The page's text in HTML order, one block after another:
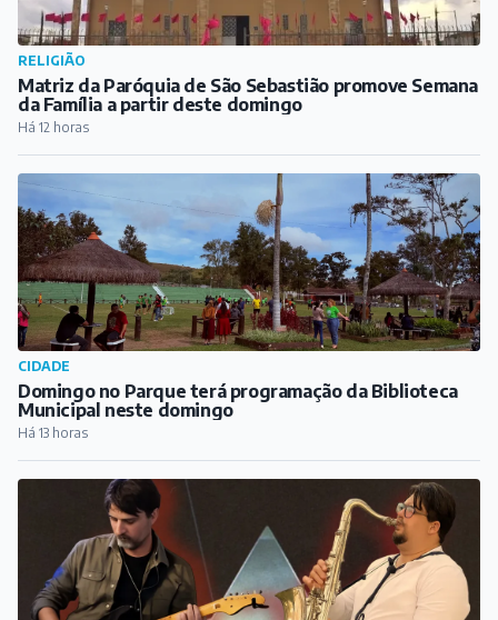
RELIGIÃO
Matriz da Paróquia de São Sebastião promove Semana
da Família a partir deste domingo
Há 12 horas
CIDADE
Domingo no Parque terá programação da Biblioteca
Municipal neste domingo
Há 13 horas